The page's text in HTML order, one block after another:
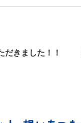
きました！！